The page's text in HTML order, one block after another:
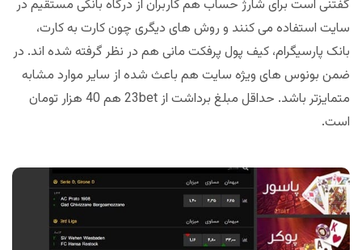
گفتنی است برای شارژ حساب هم کاربران از درگاه بانکی مستقیم در
سایت استفاده می کنند و روش های دیگری چون کارت به کارت،
بانک پارسیگرام، کیف پول پرفکت مانی هم در نظر گرفته شده اند. در
ضمن بونوس های ویژه سایت هم باعث شده از سایر موارد مشابه
متمایزتر باشد. حداقل مبلغ برداشت از 23bet هم 40 هزار تومان
است.